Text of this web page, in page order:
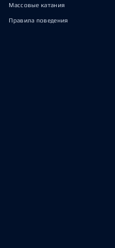
Массовые катания
Правила поведения